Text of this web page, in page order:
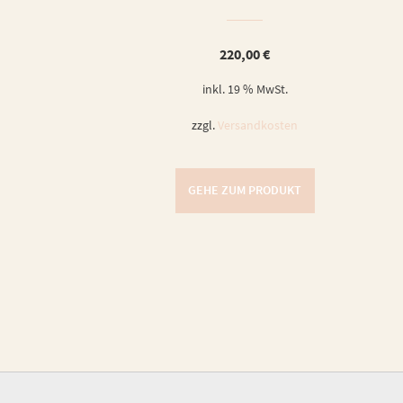
220,00€
inkl. 19 % MwSt.
zzgl.Versandkosten
GEHE ZUM PRODUKT